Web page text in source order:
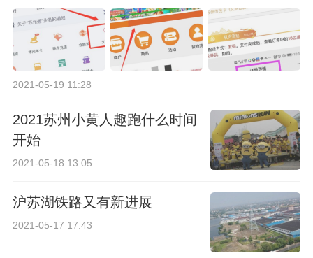
2021-05-19 11:28
2021苏州小黄人趣跑什么时间
开始
2021-05-18 13:05
沪苏湖铁路又有新进展
2021-05-17 17:43